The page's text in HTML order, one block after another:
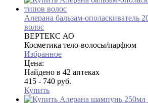
Алерана бальзам-ополаскиватель
волос
ВЕРТЕКС АО
Косметика тело-волосы/парфюм
Избранное
Цена:
Найдено в 42 аптеках
415 - 740 руб.
Купить